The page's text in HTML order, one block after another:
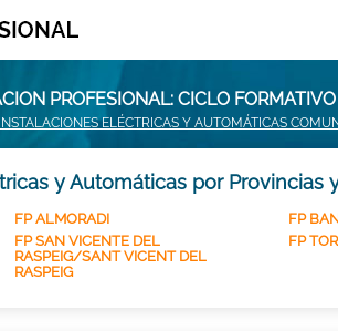
PROFESIONAL: CICLO
ELÉCTRICAS Y AUTOMÁTICAS
y Automáticas por Provincias
FP ALMORADI FP
FP SAN VICENTE DEL
RASPEIG/SANT VICENT DEL
RASPEIG
FP